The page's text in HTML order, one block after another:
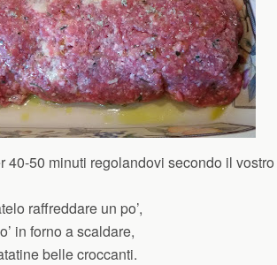
40-50 minuti regolandovi secondo il vostro
raffreddare un po’,
in forno a scaldare,
belle croccanti.